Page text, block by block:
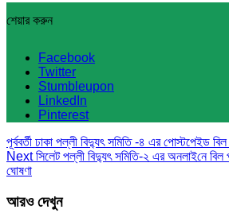
শেয়ার করুন
Facebook
Twitter
Stumbleupon
LinkedIn
Pinterest
পূর্ববর্তী ঢাকা পল্লী বিদ্যুৎ সমিতি -৪ এর পোস্টপেইড
Nextসিলেট পল্লী বিদ্যুৎ সমিতি-২ এর অনলাই‌নে বিল
ঘোষণা
আরও দেখুন